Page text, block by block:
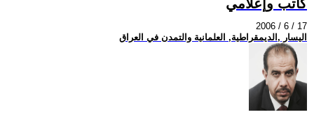
كاتب وإعلامي
2006 / 6 / 17
اليسار ,الديمقراطية, العلمانية والتمدن في العراق